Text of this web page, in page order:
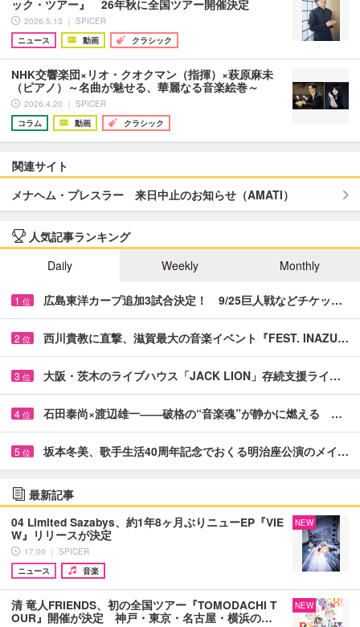
ック・ツアー』 26年秋に全国ツアー開催決定
2026.5.13 ｜ SPICER
ニュース
動画 クラシック
NHK交響楽団×リオ・クオクマン（指揮）×萩原麻未
（ピアノ）～名曲が魅せる、華麗なる音楽絵巻～
2026.4.20 ｜ SPICER
コラム
動画 クラシック
関連サイト
メナヘム・プレスラー 来日中止のお知らせ（AMATI）
人気記事ランキング
Daily
Weekly Monthly
1 位 広島東洋カープ追加3試合決定！ 9/25巨人戦などチケッ…
2 位 西川貴教に直撃、滋賀最大の音楽イベント『FEST. INAZU…
3 位 大阪・茨木のライブハウス「JACK LION」存続支援ライ…
4 位 石田泰尚×渡辺雄一――破格の“音楽魂”が静かに燃える …
5 位 坂本冬美、歌手生活40周年記念でおくる明治座公演のメイ…
最新記事
04 Limited Sazabys、約1年8ヶ月ぶりニューEP『VIE
W』リリースが決定
17:00 ｜ SPICER
ニュース
音楽
NEW
清 竜人FRIENDS、初の全国ツアー『TOMODACHI T
OUR』開催が決定 神戸・東京・名古屋・横浜の…
NEW